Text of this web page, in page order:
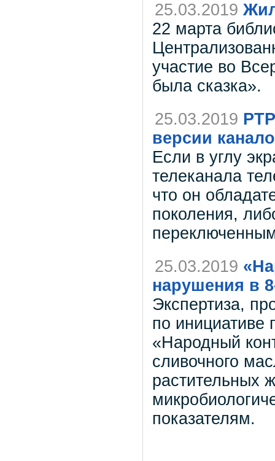
25.03.2019
22 марта
участие во
была сказка».
25.03.2019
версии
Если в углу
телеканала
что он
поколения,
25.03.2019
нарушения в
Экспертиза,
по инициативе
«Народный
сливочного
растительных
показателям.